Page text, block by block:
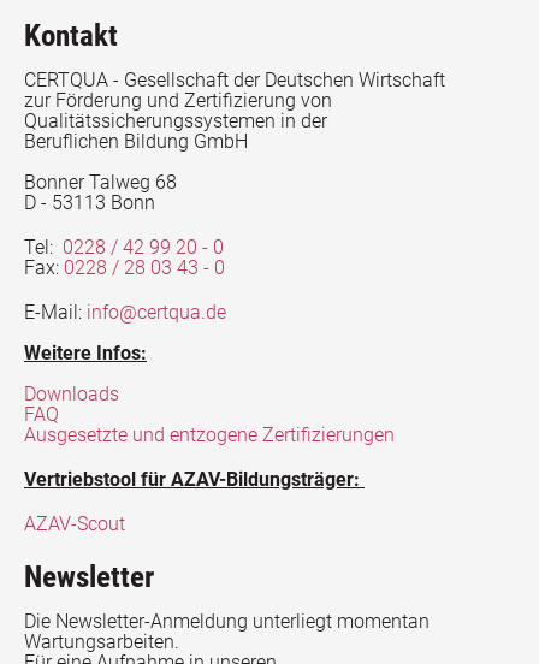
Kontakt
CERTQUA - Gesellschaft der Deutschen Wirtschaft
zur Förderung und Zertifizierung von
Qualitätssicherungssystemen in der
Beruflichen Bildung GmbH
Bonner Talweg 68
D - 53113 Bonn
Tel: 0228 / 42 99 20 - 0
Fax: 0228 / 28 03 43 - 0
E-Mail: info@certqua.de
Weitere Infos:
Downloads
FAQ
Ausgesetzte und entzogene Zertifizierungen
Vertriebstool für AZAV-Bildungsträger:
AZAV-Scout
Newsletter
Die Newsletter-Anmeldung unterliegt momentan
Wartungsarbeiten.